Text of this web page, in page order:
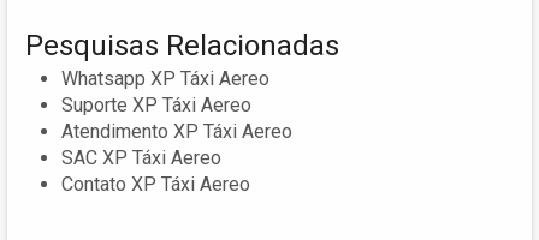
Pesquisas Relacionadas
Whatsapp XP Táxi Aereo
Suporte XP Táxi Aereo
Atendimento XP Táxi Aereo
SAC XP Táxi Aereo
Contato XP Táxi Aereo